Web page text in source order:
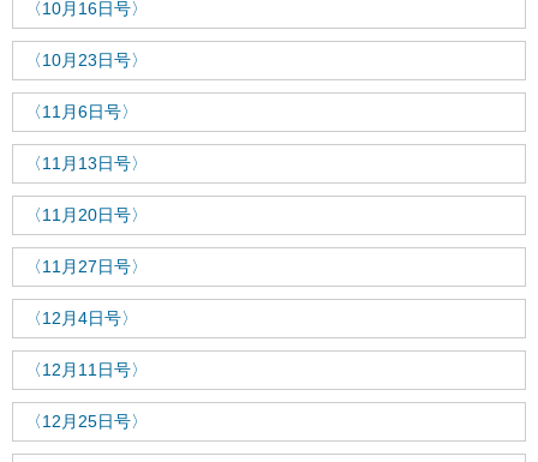
〈10月16日号〉
〈10月23日号〉
〈11月6日号〉
〈11月13日号〉
〈11月20日号〉
〈11月27日号〉
〈12月4日号〉
〈12月11日号〉
〈12月25日号〉